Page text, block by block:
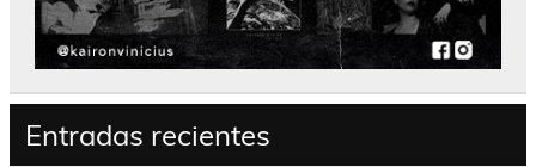
Entradas recientes